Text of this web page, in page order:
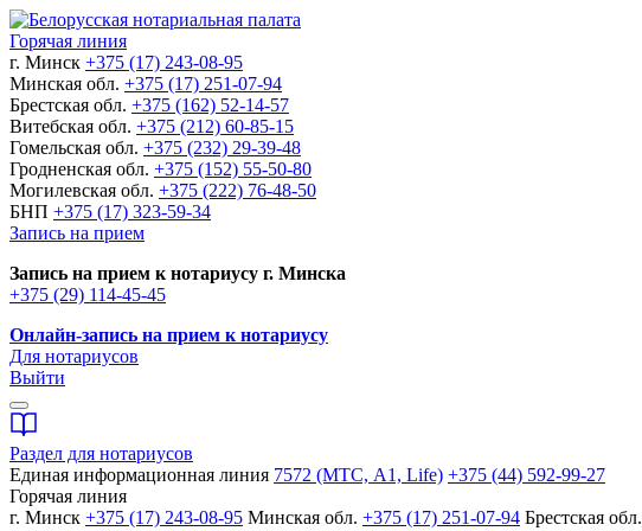
Горячая линия
г. Минск +375 (17) 243-08-95
Минская обл. +375 (17) 251-07-94
Брестская обл. +375 (162) 52-14-57
Витебская обл. +375 (212) 60-85-15
Гомельская обл. +375 (232) 29-39-48
Гродненская обл. +375 (152) 55-50-80
Могилевская обл. +375 (222) 76-48-50
БНП +375 (17) 323-59-34
Запись на прием
Запись на прием к нотариусу г. Минска
+375 (29) 114-45-45
Онлайн-запись на прием к нотариусу
Для нотариусов
Выйти
Раздел для нотариусов
Единая информационная линия 7572 (МТС, A1, Life) +375 (44) 592-99-27
Горячая линия
г. Минск +375 (17) 243-08-95 Минская обл. +375 (17) 251-07-94 Брестская обл.